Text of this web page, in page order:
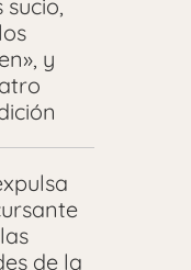
y
de la